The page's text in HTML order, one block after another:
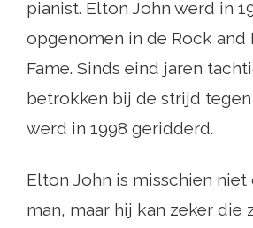
pianist. Elton John werd in
opgenomen in de Rock and
Fame. Sinds eind jaren
betrokken bij de strijd tegen
werd in 1998 geridderd.
Elton John is misschien niet
man, maar hij kan zeker die